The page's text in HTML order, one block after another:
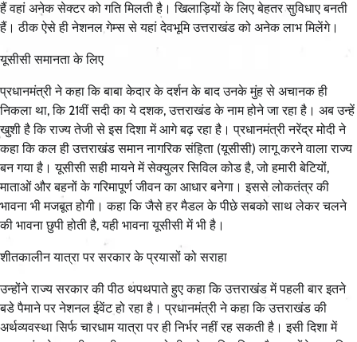
हैं वहां अनेक सेक्टर को गति मिलती है। खिलाड़ियों के लिए बेहतर सुविधाए बनती
हैं। ठीक ऐसे ही नेशनल गेम्स से यहां देवभूमि उत्तराखंड को अनेक लाभ मिलेंगे।
यूसीसी समानता के लिए
प्रधानमंत्री ने कहा कि बाबा केदार के दर्शन के बाद उनके मुंह से अचानक ही
निकला था, कि 21वीं सदी का ये दशक, उत्तराखंड के नाम होने जा रहा है। अब उन्हें
खुशी है कि राज्य तेजी से इस दिशा में आगे बढ़ रहा है। प्रधानमंत्री नरेंद्र मोदी ने
कहा कि कल ही उत्तराखंड समान नागरिक संहिता (यूसीसी) लागू करने वाला राज्य
बन गया है। यूसीसी सही मायने में सेक्युलर सिविल कोड है, जो हमारी बेटियों,
माताओं और बहनों के गरिमापूर्ण जीवन का आधार बनेगा। इससे लोकतंत्र की
भावना भी मजबूत होगी। कहा कि जैसे हर मैडल के पीछे सबको साथ लेकर चलने
की भावना छुपी होती है, यही भावना यूसीसी में भी है।
शीतकालीन यात्रा पर सरकार के प्रयासों को सराहा
उन्होंने राज्य सरकार की पीठ थपथपाते हुए कहा कि उत्तराखंड में पहली बार इतने
बडे पैमाने पर नेशनल ईवेंट हो रहा है। प्रधानमंत्री ने कहा कि उत्तराखंड की
अर्थव्यवस्था सिर्फ चारधाम यात्रा पर ही निर्भर नहीं रह सकती है। इसी दिशा में